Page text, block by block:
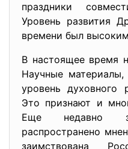
праздники
Уровень развития
времени был
В настоящее время
Научные
уровень духовного
Это признают и
Еще недавно
распространено
заимствована